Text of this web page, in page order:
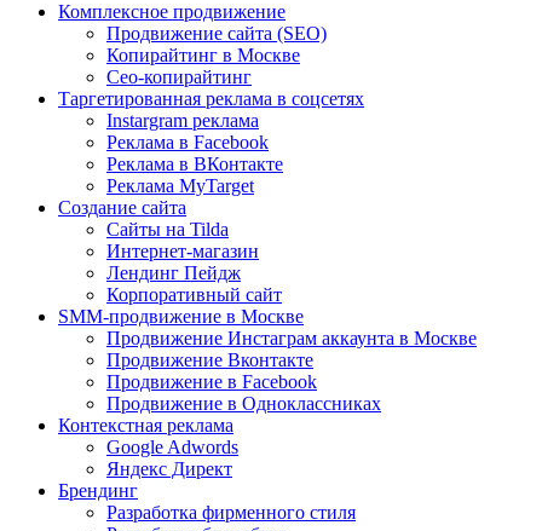
Комплексное продвижение
Продвижение сайта (SEO)
Копирайтинг в Москве
Сео-копирайтинг
Таргетированная реклама в соцсетях
Instargram реклама
Реклама в Facebook
Реклама в ВКонтакте
Реклама MyTarget
Создание сайта
Сайты на Tilda
Интернет-магазин
Лендинг Пейдж
Корпоративный сайт
SMM-продвижение в Москве
Продвижение Инстаграм аккаунта в Москве
Продвижение Вконтакте
Продвижение в Facebook
Продвижение в Одноклассниках
Контекстная реклама
Google Adwords
Яндекс Директ
Брендинг
Разработка фирменного стиля